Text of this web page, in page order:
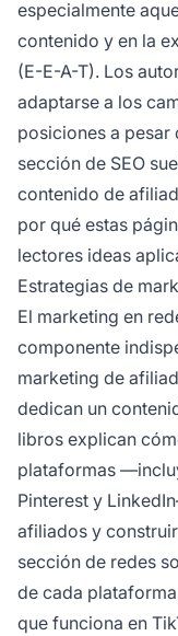
especialmente
contenido y en la
(E-E-A-T). Los
adaptarse a los
posiciones a pesar
sección de SEO
contenido de
por qué estas
lectores ideas
Estrategias de
El marketing en
componente
marketing de
dedican un
libros explican
plataformas
Pinterest y
afiliados y
sección de redes
de cada
que funciona en